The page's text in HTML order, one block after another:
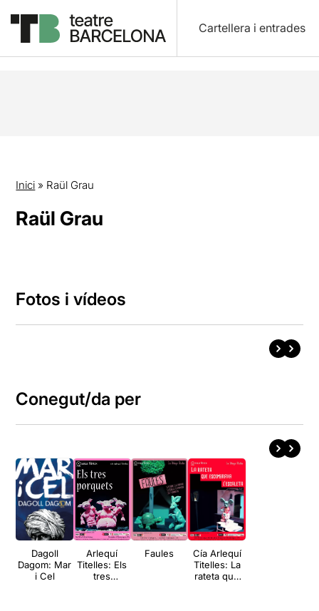
Cartellera i entrades
Inici » Raül Grau
Raül Grau
Fotos i vídeos
Conegut/da per
Dagoll
Dagom: Mar
i Cel
Arlequí
Titelles: Els
tres
Faules
Cía Arlequí
Titelles: La
rateta que